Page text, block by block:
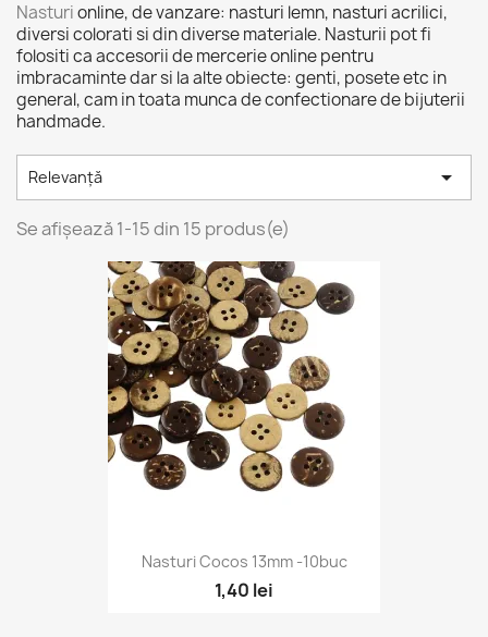
Nasturionline, de vanzare: nasturi lemn, nasturi acrilici,
diversi colorati si din diverse materiale. Nasturii pot fi
folositi ca accesorii de mercerie online pentru
imbracaminte dar si la alte obiecte: genti, posete etc in
general, cam in toata munca de confectionare de bijuterii
handmade.
Relevanță 
Se afișează 1-15 din 15 produs(e)
Nasturi Cocos 13mm -10buc
1,40 lei